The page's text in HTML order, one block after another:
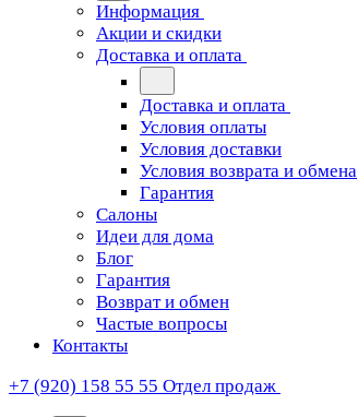
Информация
Акции и скидки
Доставка и оплата
Доставка и оплата
Условия оплаты
Условия доставки
Условия возврата и обмена
Гарантия
Салоны
Идеи для дома
Блог
Гарантия
Возврат и обмен
Частые вопросы
Контакты
+7 (920) 158 55 55 Отдел продаж